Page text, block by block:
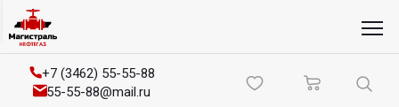
+7 (3462) 55-55-88
55-55-88@mail.ru